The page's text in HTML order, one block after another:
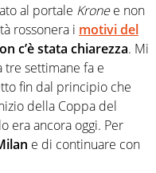
al portale Kronee non
rossonera i motivi del
c’è stata chiarezza. Mi
tre settimane fa e
fin dal principio che
della Coppa del
era ancora oggi. Per
e di continuare con